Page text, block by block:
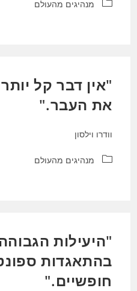
קטגוריה:מנהיגים מהעולם
"אין דבר קל
את העבר."
וודרו וילסון
קטגוריה:מנהיגים מהעולם
"היעילות
בהתאגדות
חופשיים."